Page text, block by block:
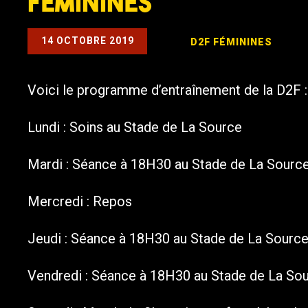
14 OCTOBRE 2019 D2F FÉMININES
Voici le programme d’entraînement de la D2F :
Lundi : Soins au Stade de La Source
Mardi : Séance à 18H30 au Stade de La
Mercredi : Repos
Jeudi : Séance à 18H30 au Stade de La Source
Vendredi : Séance à 18H30 au Stade de La